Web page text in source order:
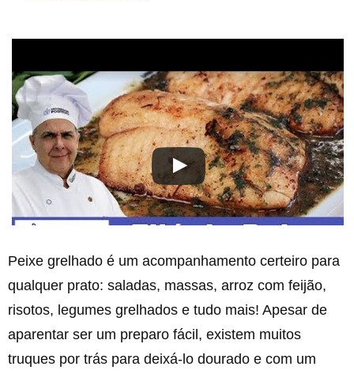
Peixe grelhado é um acompanhamento certeiro para
qualquer prato: saladas, massas, arroz com feijão,
risotos, legumes grelhados e tudo mais! Apesar de
aparentar ser um preparo fácil, existem muitos
truques por trás para deixá-lo dourado e com um